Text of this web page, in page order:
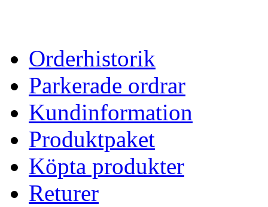
Orderhistorik
Parkerade ordrar
Kundinformation
Produktpaket
Köpta produkter
Returer